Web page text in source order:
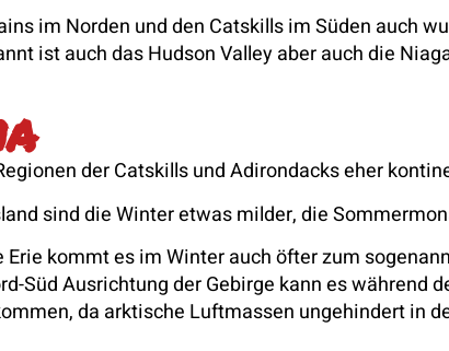
im Norden und den Catskills im Süden auch
ist auch das Hudson Valley aber auch die
der Catskills und Adirondacks eher
sind die Winter etwas milder, die
kommt es im Winter auch öfter zum
Süd Ausrichtung der Gebirge kann es während
da arktische Luftmassen ungehindert in